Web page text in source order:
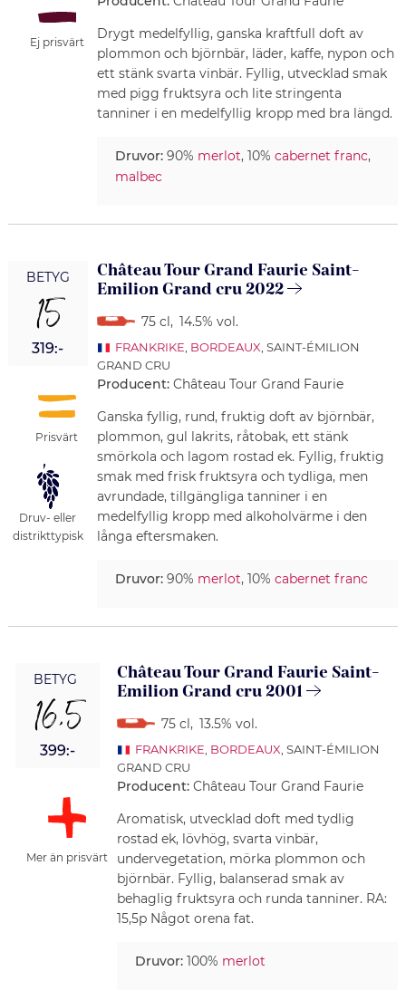
Ej prisvärt
Drygt medelfyllig, ganska kraftfull doft av
plommon och björnbär, läder, kaffe, nypon och
ett stänk svarta vinbär. Fyllig, utvecklad smak
med pigg fruktsyra och lite stringenta
tanniner i en medelfyllig kropp med bra längd.
Druvor:90% merlot, 10% cabernet franc,
malbec
BETYG
15
319:-
Prisvärt
Druv- eller
distrikttypisk
Château Tour Grand Faurie Saint-
Emilion Grand cru 2022
75 cl , 14.5% vol.
FRANKRIKE, BORDEAUX, SAINT-ÉMILION
GRAND CRU
Producent: Château Tour Grand Faurie
Ganska fyllig, rund, fruktig doft av björnbär,
plommon, gul lakrits, råtobak, ett stänk
smörkola och lagom rostad ek. Fyllig, fruktig
smak med frisk fruktsyra och tydliga, men
avrundade, tillgängliga tanniner i en
medelfyllig kropp med alkoholvärme i den
långa eftersmaken.
Druvor:90% merlot, 10% cabernet franc
BETYG
16,5
399:-
Mer än prisvärt
Château Tour Grand Faurie Saint-
Emilion Grand cru 2001
75 cl , 13.5% vol.
FRANKRIKE, BORDEAUX, SAINT-ÉMILION
GRAND CRU
Producent: Château Tour Grand Faurie
Aromatisk, utvecklad doft med tydlig
rostad ek, lövhög, svarta vinbär,
undervegetation, mörka plommon och
björnbär. Fyllig, balanserad smak av
behaglig fruktsyra och runda tanniner. RA:
15,5p Något orena fat.
Druvor:100% merlot